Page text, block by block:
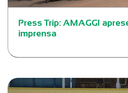
Press Trip: AMAGGI
imprensa